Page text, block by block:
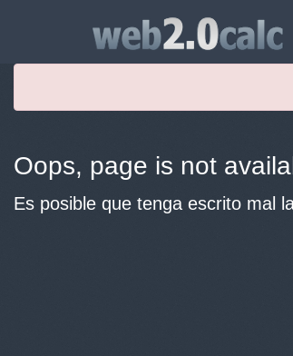
Oops, page is not
Es posible que tenga escrito mal